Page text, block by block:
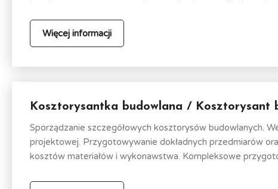
Więcej informacji
Kosztorysantka budowlana / Kosztorysant
Sporządzanie szczegółowych kosztorysów budowlanych.
projektowej. Przygotowywanie dokładnych przedmiarów
kosztów materiałów i wykonawstwa. Kompleksowe